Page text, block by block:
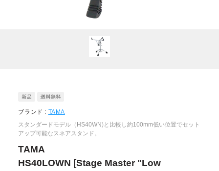
ブランド : TAMA
スタンダードモデル（HS40WN)と比較し約100mm低い位置でセット
アップ可能なスネアスタンド。
TAMA
HS40LOWN [Stage Master "Low